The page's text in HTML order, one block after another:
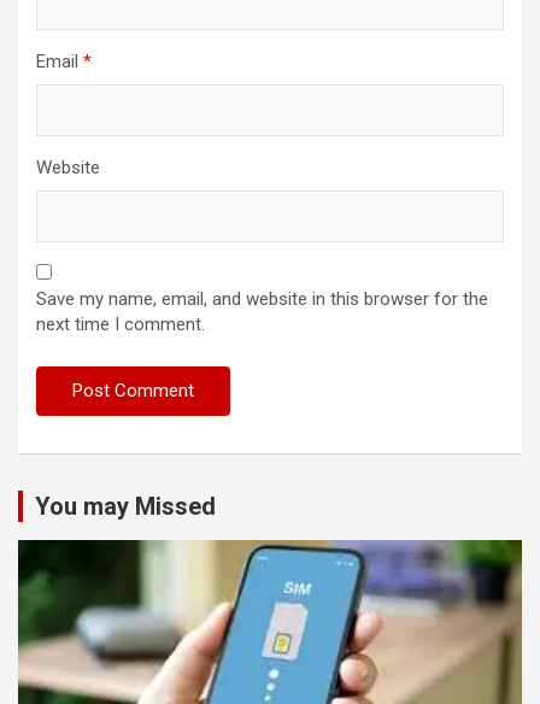
Email *
Website
Save my name, email, and website in this browser for the
next time I comment.
You may Missed